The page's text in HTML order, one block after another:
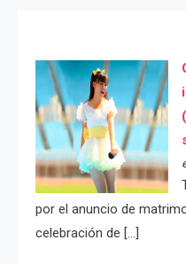
por el anuncio de
celebración de […]